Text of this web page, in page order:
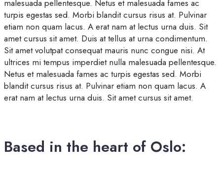
malesuada pellentesque. Netus et malesuada fames ac
turpis egestas sed. Morbi blandit cursus risus at. Pulvinar
etiam non quam lacus. A erat nam at lectus urna duis. Sit
amet cursus sit amet. Duis at tellus at urna condimentum.
Sit amet volutpat consequat mauris nunc congue nisi. At
ultrices mi tempus imperdiet nulla malesuada pellentesque.
Netus et malesuada fames ac turpis egestas sed. Morbi
blandit cursus risus at. Pulvinar etiam non quam lacus. A
erat nam at lectus urna duis. Sit amet cursus sit amet.
Based in the heart of Oslo: